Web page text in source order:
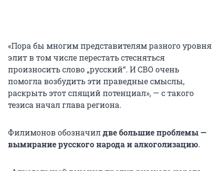
«Пора бы многим представителям разного уровня
элит в том числе перестать стесняться
произносить слово „русский“. И СВО очень
помогла возбудить эти праведные смыслы,
раскрыть этот спящий потенциал», — с такого
тезиса начал глава региона.
Филимонов обозначилдве большие проблемы —
вымирание русского народа и алкоголизацию.